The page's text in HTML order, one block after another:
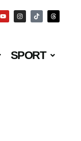
SPORT